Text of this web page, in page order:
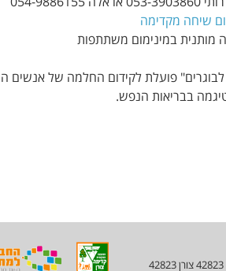
שיחה מקדימה
מותנית במינימום משתתפות
לבוגרים" פועלת לקידום החלמה של
בבריאות הנפש.